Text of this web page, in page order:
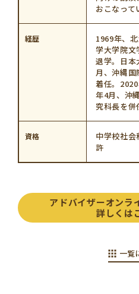
おこなって
経歴
1969年、
学大学院文
退学。日本
月、沖縄
着任。
年4月、沖
究科長を併
資格
中学校社会
許
アドバイザーオンラ
詳しくは
一覧